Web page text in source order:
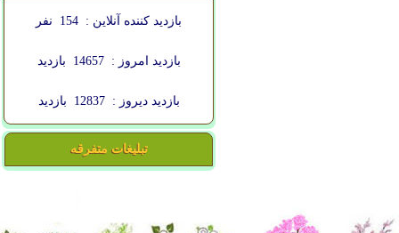
بازدید کننده آنلاین : 154 نفر
بازدید امروز : 14657 بازدید
بازدید دیروز : 12837 بازدید
تبلیغات متفرقه